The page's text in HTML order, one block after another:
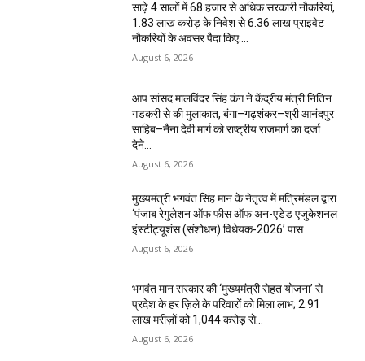
साढ़े 4 सालों में 68 हजार से अधिक सरकारी नौकरियां,
1.83 लाख करोड़ के निवेश से 6.36 लाख प्राइवेट
नौकरियों के अवसर पैदा किए:...
August 6, 2026
आप सांसद मालविंदर सिंह कंग ने केंद्रीय मंत्री नितिन
गडकरी से की मुलाकात, बंगा–गढ़शंकर–श्री आनंदपुर
साहिब–नैना देवी मार्ग को राष्ट्रीय राजमार्ग का दर्जा
देने...
August 6, 2026
मुख्यमंत्री भगवंत सिंह मान के नेतृत्व में मंत्रिमंडल द्वारा
‘पंजाब रेगुलेशन ऑफ फीस ऑफ अन-एडेड एजुकेशनल
इंस्टीट्यूशंस (संशोधन) विधेयक-2026’ पास
August 6, 2026
भगवंत मान सरकार की ‘मुख्यमंत्री सेहत योजना’ से
प्रदेश के हर ज़िले के परिवारों को मिला लाभ; 2.91
लाख मरीज़ों को ₹1,044 करोड़ से...
August 6, 2026